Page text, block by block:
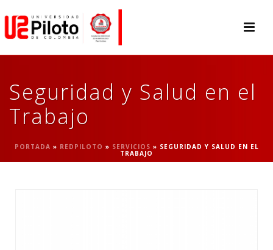
Seguridad y Salud en el
Trabajo
PORTADA » REDPILOTO » SERVICIOS » SEGURIDAD Y SALUD EN EL
TRABAJO